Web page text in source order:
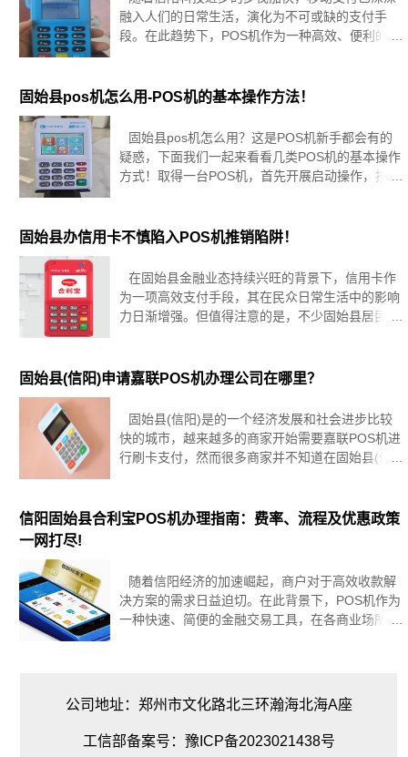
融入人们的日常生活，演化为不可或缺的支付手
段。在此趋势下，POS机作为一种高效、便利的收
并利用POS机这一工具，本篇文章将
固始县pos机怎么用-POS机的基本操作方法！
固始县pos机怎么用？这是POS机新手都会有的
疑惑，下面我们一起来看看几类POS机的基本操作
方式！取得一台POS机，首先开展启动操作，按红
入操作员号，按
固始县办信用卡不慎陷入POS机推销陷阱！
在固始县金融业态持续兴旺的背景下，信用卡作
为一项高效支付手段，其在民众日常生活中的影响
力日渐增强。但值得注意的是，不少固始县居民在
本文旨在深入解析这一普遍现象，
固始县(信阳)申请嘉联POS机办理公司在哪里？
固始县(信阳)是的一个经济发展和社会进步比较
快的城市，越来越多的商家开始需要嘉联POS机进
行刷卡支付，然而很多商家并不知道在固始县(信
阐述固始县(信阳)申请嘉联
信阳固始县合利宝POS机办理指南：费率、流程及优惠政策
一网打尽!
随着信阳经济的加速崛起，商户对于高效收款解
决方案的需求日益迫切。在此背景下，POS机作为
一种快速、简便的金融交易工具，在各商业场所普
公司地址：郑州市文化路北三环瀚海北海A座
工信部备案号：豫ICP备2023021438号